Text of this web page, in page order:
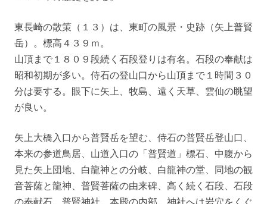
東長崎の散策（１３）は、東町の風景・史跡（矢上普賢
岳）。標高４３９ｍ。
山頂まで１８０９段続く石段登りは有名。石段の奉献は
昭和初期が多い。侍石の登山口から山頂まで１時間３０
分は要する。眼下に矢上、牧島、遠く天草、雲仙の眺望
が良い。
矢上大橋入口から普賢岳を望む、侍石の普賢岳登山口、
本来の参道鳥居、山道入口の「普賢道」標石、中腹から
見た矢上団地、白龍神との分岐、白龍神の堂、同地の観
音菩薩と龍神、普賢菩薩の由来碑、高く続く石段、石段